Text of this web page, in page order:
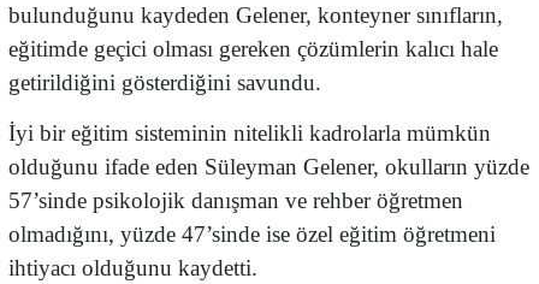
bulunduğunu kaydeden Gelener, konteyner sınıfların,
eğitimde geçici olması gereken çözümlerin kalıcı hale
getirildiğini gösterdiğini savundu.
İyi bir eğitim sisteminin nitelikli kadrolarla mümkün
olduğunu ifade eden Süleyman Gelener, okulların yüzde
57’sinde psikolojik danışman ve rehber öğretmen
olmadığını, yüzde 47’sinde ise özel eğitim öğretmeni
ihtiyacı olduğunu kaydetti.